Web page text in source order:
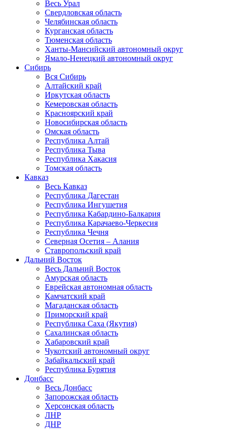
Весь Урал
Свердловская область
Челябинская область
Курганская область
Тюменская область
Ханты-Мансийский автономный округ
Ямало-Ненецкий автономный округ
Сибирь
Вся Сибирь
Алтайский край
Иркутская область
Кемеровская область
Красноярский край
Новосибирская область
Омская область
Республика Алтай
Республика Тыва
Республика Хакасия
Томская область
Кавказ
Весь Кавказ
Республика Дагестан
Республика Ингушетия
Республика Кабардино-Балкария
Республика Карачаево-Черкесия
Республика Чечня
Северная Осетия – Алания
Ставропольский край
Дальний Восток
Весь Дальний Восток
Амурская область
Еврейская автономная область
Камчатский край
Магаданская область
Приморский край
Республика Саха (Якутия)
Сахалинская область
Хабаровский край
Чукотский автономный округ
Забайкальский край
Республика Бурятия
Донбасс
Весь Донбасс
Запорожская область
Херсонская область
ЛНР
ДНР